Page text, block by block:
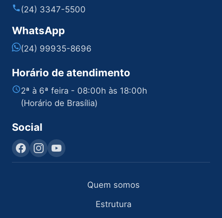
(24) 3347-5500
WhatsApp
(24) 99935-8696
Horário de atendimento
2ª à 6ª feira - 08:00h às 18:00h
(Horário de Brasília)
Social
Quem somos
Estrutura